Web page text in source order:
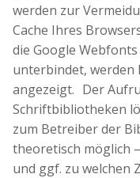
werden zur
Cache Ihres
die Google
unterbindet, werden
angezeigt. Der
Schriftbibliotheken
zum Betreiber der
theoretisch möglich
und ggf. zu welchen